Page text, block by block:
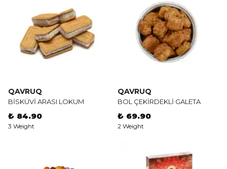
QAVRUQ
BİSKÜVİ ARASI LOKUM
₺ 84.90
3 Weight
QAVRUQ
BOL ÇEKİRDEKLİ GALETA
₺ 69.90
2 Weight